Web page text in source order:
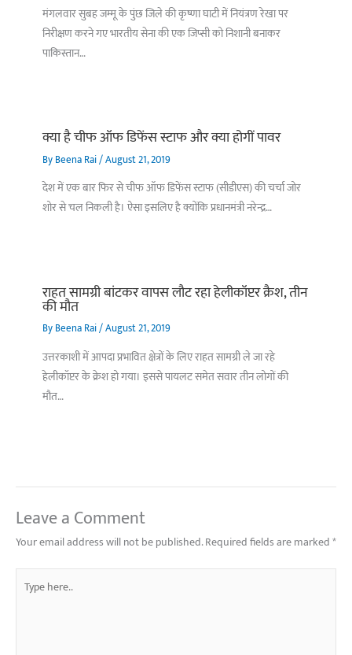
मंगलवार सुबह जम्मू के पुंछ जिले की कृष्णा घाटी में नियंत्रण रेखा पर
निरीक्षण करने गए भारतीय सेना की एक जिप्सी को निशानी बनाकर
पाकिस्तान…
क्या है चीफ ऑफ डिफेंस स्टाफ और क्या होगीं पावर
ByBeena Rai/August 21, 2019
देश में एक बार फिर से चीफ ऑफ डिफेंस स्टाफ (सीडीएस) की चर्चा जोर
शोर से चल निकली है। ऐसा इसलिए है क्योंकि प्रधानमंत्री नरेन्द्र…
राहत सामग्री बांटकर वापस लौट रहा हेलीकॉप्टर क्रैश, तीन
की मौत
ByBeena Rai/August 21, 2019
उत्तरकाशी में आपदा प्रभावित क्षेत्रों के लिए राहत सामग्री ले जा रहे
हेलीकॉप्टर के क्रेश हो गया। इससे पायलट समेत सवार तीन लोगों की
मौत…
Leave a Comment
Your email address will not be published.Required fields are marked*
here..